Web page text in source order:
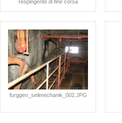
respingente di fine corsa
furggen_seilmechanik_002.JPG